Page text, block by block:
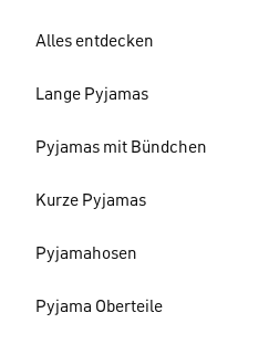
Alles entdecken
Lange Pyjamas
Pyjamas mit Bündchen
Kurze Pyjamas
Pyjamahosen
Pyjama Oberteile